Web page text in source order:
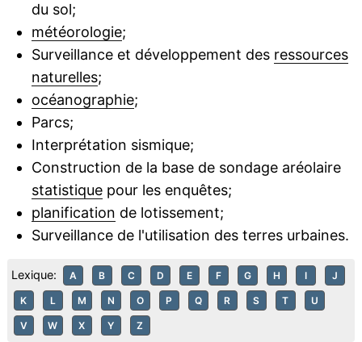
du sol;
météorologie;
Surveillance et développement des ressources
naturelles;
océanographie;
Parcs;
Interprétation sismique;
Construction de la base de sondage aréolaire
statistiquepour les enquêtes;
planification de lotissement;
Surveillance de l'utilisation des terres urbaines.
Lexique: A B C D E F G H I J
K L M N O P Q R S T U
V W X Y Z